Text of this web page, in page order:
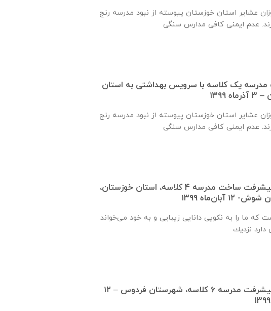
عشایر استان خوزستان پيوسته از نبود مدرسه رنج
تقدیم ۵ مدرسه یک کلاسه با سرويس بهداشتی به استان
۱۳۹۹
عشایر استان خوزستان پيوسته از نبود مدرسه رنج
گزارش پیشرفت ساخت مدرسه ٤ كلاسه، استان خوزستان،
آبان‌ماه ۱۳۹۹
كه ما را به نكويی دانايی زيبايی و به خود می‌خواند
گزارش پیشرفت مدرسه ٦ كلاسه، شهرستان فردوس – ۱۲